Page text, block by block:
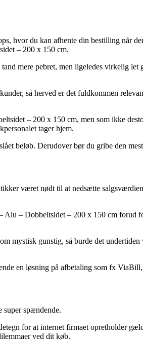
hvor du kan afhente din bestilling når
– 200 x 150 cm.
mere pebret, men ligeledes virkelig
så herved er det fuldkommen
– 200 x 150 cm, men som ikke
tager hjem.
beløb. Derudover bør du gribe den
været nødt til at nedsætte
– Dobbeltsidet – 200 x 150 cm forud
mystisk gunstig, så burde det
en løsning på afbetaling som fx
super spændende.
for at internet firmaet opretholder
ved dit køb.